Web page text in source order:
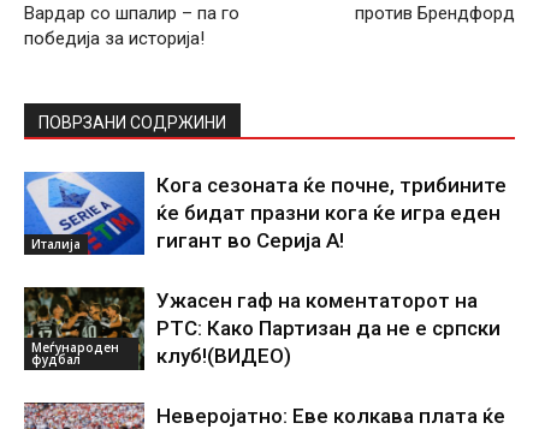
Вардар со шпалир – па го
победија за историја!
против Брендфорд
ПОВРЗАНИ СОДРЖИНИ
Италија
Кога сезоната ќе почне, трибините
ќе бидат празни кога ќе игра еден
гигант во Серија А!
Меѓународен
фудбал
Ужасен гаф на коментаторот на
РТС: Како Партизан да не е српски
клуб!(ВИДЕО)
Неверојатно: Еве колкава плата ќе